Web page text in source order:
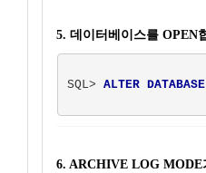
5. 데이터베이스를 OPEN
SQL> ALTER
6. ARCHIVE LOG MODE